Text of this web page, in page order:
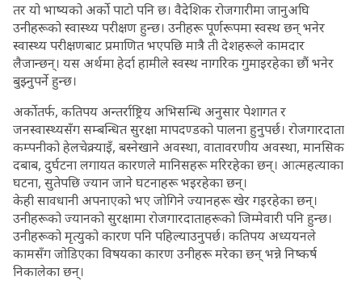
तर यो भाष्यको अर्को पाटो पनि छ। वैदेशिक रोजगारीमा जानुअघि
उनीहरूको स्वास्थ्य परीक्षण हुन्छ। उनीहरू पूर्णरूपमा स्वस्थ छन् भनेर
स्वास्थ्य परीक्षणबाट प्रमाणित भएपछि मात्रै ती देशहरूले कामदार
लैजान्छन्। यस अर्थमा हेर्दा हामीले स्वस्थ नागरिक गुमाइरहेका छौं भनेर
बुझ्नुपर्ने हुन्छ।
अर्कोतर्फ, कतिपय अन्तर्राष्ट्रिय अभिसन्धि अनुसार पेशागत र
जनस्वास्थ्यसँग सम्बन्धित सुरक्षा मापदण्डको पालना हुनुपर्छ। रोजगारदाता
कम्पनीको हेलचेक्र्याइँ, बस्नेखाने अवस्था, वातावरणीय अवस्था, मानसिक
दबाब, दुर्घटना लगायत कारणले मानिसहरू मरिरहेका छन्। आत्महत्याका
घटना, सुतेपछि ज्यान जाने घटनाहरू भइरहेका छन्।
केही सावधानी अपनाएको भए जोगिने ज्यानहरू खेर गइरहेका छन्।
उनीहरूको ज्यानको सुरक्षामा रोजगारदाताहरूको जिम्मेवारी पनि हुन्छ।
उनीहरूको मृत्युको कारण पनि पहिल्याउनुपर्छ। कतिपय अध्ययनले
कामसँग जोडिएका विषयका कारण उनीहरू मरेका छन् भन्ने निष्कर्ष
निकालेका छन्।